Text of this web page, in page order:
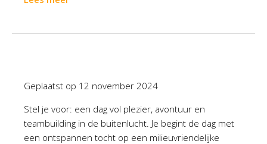
Geplaatst op 12 november 2024
Stel je voor: een dag vol plezier, avontuur en
teambuilding in de buitenlucht. Je begint de dag met
een ontspannen tocht op een milieuvriendelijke